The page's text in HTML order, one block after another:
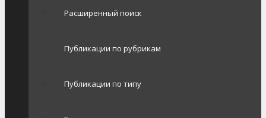
Расширенный поиск
Публикации по рубрикам
Публикации по типу